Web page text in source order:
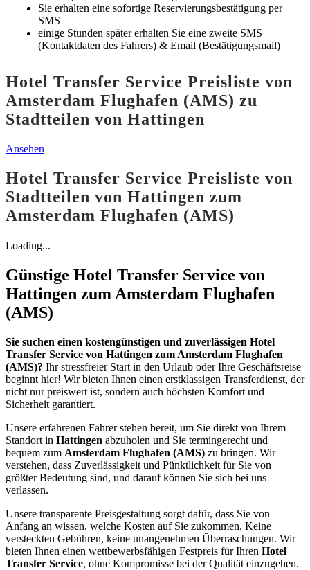
Sie erhalten eine sofortige Reservierungsbestätigung per
SMS
einige Stunden später erhalten Sie eine zweite SMS
(Kontaktdaten des Fahrers) & Email (Bestätigungsmail)
Hotel Transfer Service Preisliste von
Amsterdam Flughafen (AMS) zu
Stadtteilen von Hattingen
Ansehen
Hotel Transfer Service Preisliste von
Stadtteilen von Hattingen zum
Amsterdam Flughafen (AMS)
Loading...
Günstige Hotel Transfer Service von
Hattingen zum Amsterdam Flughafen
(AMS)
Sie suchen einen kostengünstigen und zuverlässigen Hotel
Transfer Service von Hattingen zum Amsterdam Flughafen
(AMS)? Ihr stressfreier Start in den Urlaub oder Ihre Geschäftsreise
beginnt hier! Wir bieten Ihnen einen erstklassigen Transferdienst, der
nicht nur preiswert ist, sondern auch höchsten Komfort und
Sicherheit garantiert.
Unsere erfahrenen Fahrer stehen bereit, um Sie direkt von Ihrem
Standort in Hattingen abzuholen und Sie termingerecht und
bequem zum Amsterdam Flughafen (AMS) zu bringen. Wir
verstehen, dass Zuverlässigkeit und Pünktlichkeit für Sie von
größter Bedeutung sind, und darauf können Sie sich bei uns
verlassen.
Unsere transparente Preisgestaltung sorgt dafür, dass Sie von
Anfang an wissen, welche Kosten auf Sie zukommen. Keine
versteckten Gebühren, keine unangenehmen Überraschungen. Wir
bieten Ihnen einen wettbewerbsfähigen Festpreis für Ihren Hotel
Transfer Service, ohne Kompromisse bei der Qualität einzugehen.